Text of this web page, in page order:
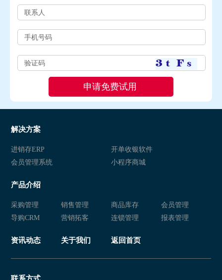
解决方案
进销存ERP
开单收银软件
会员管理系统
小程序商城
产品介绍
采购管理 销售管理 商品库存
会员管理
导购CRM
营销拓客 连锁管理 报表管理
资讯动态 关于我们 返回首页
联系方式